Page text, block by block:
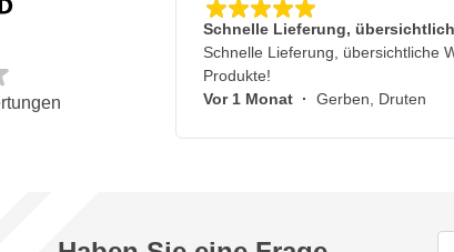
Schnelle Lieferung,
Schnelle Lieferung, übersichtliche
Produkte!
Vor 1 Monat · Gerben, Druten